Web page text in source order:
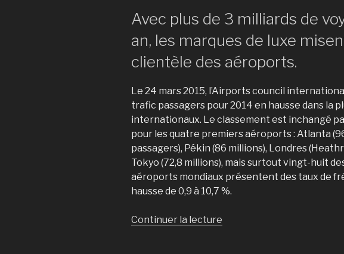
Avec plus de 3 milliards de
an, les marques de luxe
clientèle des aéroports.
Le 24 mars 2015, l’Airports council
trafic passagers pour 2014 en hausse dans la
internationaux. Le classement est inchangé
pour les quatre premiers aéroports : Atlanta
passagers), Pékin (86 millions), Londres
Tokyo (72,8 millions), mais surtout vingt-huit
aéroports mondiaux présentent des taux de
hausse de 0,9 à 10,7 %.
Continuer la lecture